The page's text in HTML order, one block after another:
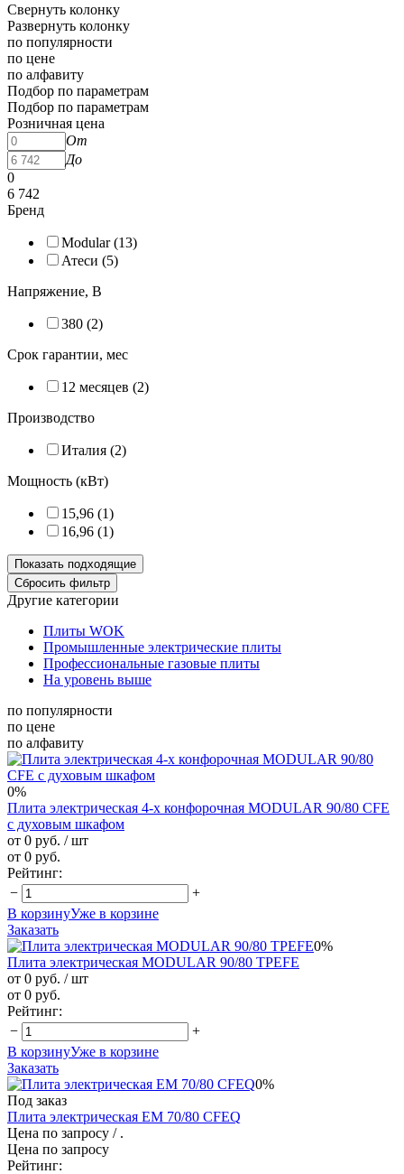
Свернуть колонку
Развернуть колонку
по популярности
по цене
по алфавиту
Подбор по параметрам
Подбор по параметрам
Розничная цена
От
До
0
6 742
Бренд
Modular (13)
Атеси (5)
Напряжение, В
380 (2)
Срок гарантии, мес
12 месяцев (2)
Производство
Италия (2)
Мощность (кВт)
15,96 (1)
16,96 (1)
Другие категории
Плиты WOK
Промышленные электрические плиты
Профессиональные газовые плиты
На уровень выше
по популярности
по цене
по алфавиту
0%
Плита электрическая 4-х конфорочная MODULAR 90/80 CFE
с духовым шкафом
от 0 руб. / шт
от 0 руб.
Рейтинг:
−
+
В корзинуУже в корзине
Заказать
0%
Плита электрическая MODULAR 90/80 TPEFE
от 0 руб. / шт
от 0 руб.
Рейтинг:
−
+
В корзинуУже в корзине
Заказать
0%
Под заказ
Плита электрическая EM 70/80 CFEQ
Цена по запросу / .
Цена по запросу
Рейтинг: